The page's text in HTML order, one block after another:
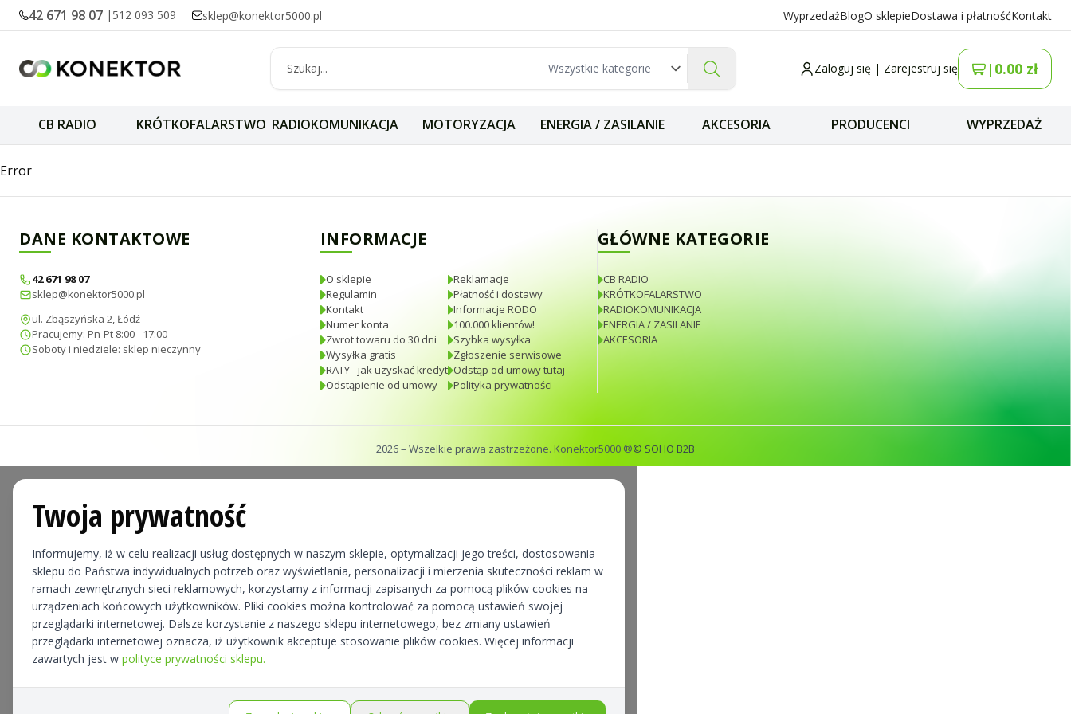
42 671 98 07 | 512 093 509 sklep@konektor5000.pl WyprzedażBlogO sklepieDostawa i płatnośćKontakt
Zaloguj się | Zarejestruj się | 0.00 zł
CB RADIO KRÓTKOFALARSTWO RADIOKOMUNIKACJA MOTORYZACJA ENERGIA / ZASILANIE AKCESORIA PRODUCENCI WYPRZEDAŻ
SIRIO ML-145 100% oryginał Italy Antena CB
Error
DANE KONTAKTOWE
42 671 98 07
sklep@konektor5000.pl
ul. Zbąszyńska 2, Łódź
Pracujemy: Pn-Pt 8:00 - 17:00
Soboty i niedziele: sklep nieczynny
INFORMACJE
O sklepie
Regulamin
Kontakt
Numer konta
Zwrot towaru do 30 dni
Wysyłka gratis
RATY - jak uzyskać kredyt
Odstąpienie od umowy
Reklamacje
Płatność i dostawy
Informacje RODO
100.000 klientów!
Szybka wysyłka
Zgłoszenie serwisowe
Odstąp od umowy tutaj
Polityka prywatności
GŁÓWNE KATEGORIE
CB RADIO
KRÓTKOFALARSTWO
RADIOKOMUNIKACJA
ENERGIA / ZASILANIE
AKCESORIA
2026– Wszelkie prawa zastrzeżone. Konektor5000 ®© SOHO B2B
Twoja prywatność
Informujemy, iż w celu realizacji usług dostępnych w naszym sklepie, optymalizacji jego treści, dostosowania
sklepu do Państwa indywidualnych potrzeb oraz wyświetlania, personalizacji i mierzenia skuteczności reklam w
ramach zewnętrznych sieci reklamowych, korzystamy z informacji zapisanych za pomocą plików cookies na
urządzeniach końcowych użytkowników. Pliki cookies można kontrolować za pomocą ustawień swojej
przeglądarki internetowej. Dalsze korzystanie z naszego sklepu internetowego, bez zmiany ustawień
przeglądarki internetowej oznacza, iż użytkownik akceptuje stosowanie plików cookies. Więcej informacji
zawartych jest w polityce prywatności sklepu.